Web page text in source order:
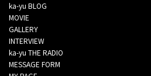
ka-yu BLOG
MOVIE
GALLERY
INTERVIEW
ka-yu THE RADIO
MESSAGE FORM